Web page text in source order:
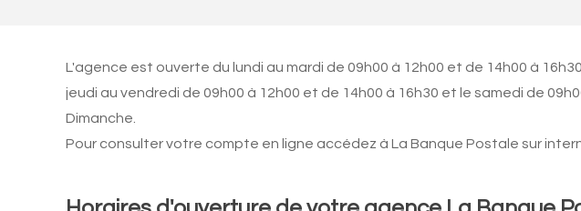
L'agence est ouverte du lundi au mardi de 09h00 à 12h00 et de 14h00 à
jeudi au vendredi de 09h00 à 12h00 et de 14h00 à 16h30 et le samedi de
Dimanche.
Pour consulter votre compte en ligne accédez à La Banque Postale sur